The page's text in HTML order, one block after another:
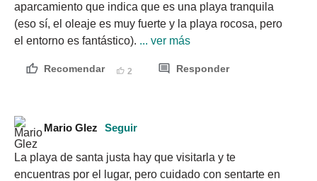
aparcamiento que indica que es una playa tranquila
(eso sí, el oleaje es muy fuerte y la playa rocosa, pero
el entorno es fantástico). ... ver más
Recomendar 2 Responder
Mario Glez Seguir
La playa de santa justa hay que visitarla y te
encuentras por el lugar, pero cuidado con sentarte en